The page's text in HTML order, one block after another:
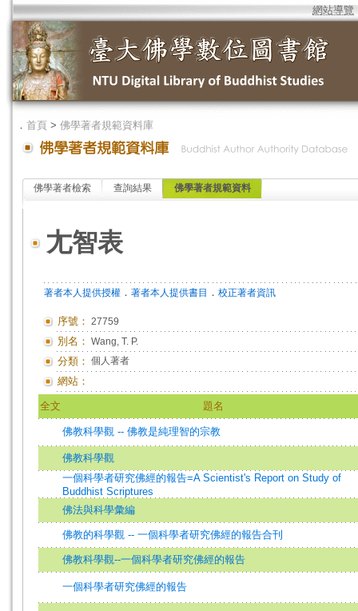
網站導覽
． 首頁 > 佛學著者規範資料庫
佛學著者檢索 查詢結果 佛學著者規範資料
尢智表
著者本人提供授權 ． 著者本人提供書目 ． 校正著者資訊
序號： 27759
別名： Wang, T. P.
分類： 個人著者
網站：
全文 題名
佛教科學觀 -- 佛教是純理智的宗教
佛教科學觀
一個科學者研究佛經的報告=A Scientist's Report on Study of
Buddhist Scriptures
佛法與科學彙編
佛教的科學觀 -- 一個科學者研究佛經的報告合刊
佛教科學觀--一個科學者研究佛經的報告
一個科學者研究佛經的報告